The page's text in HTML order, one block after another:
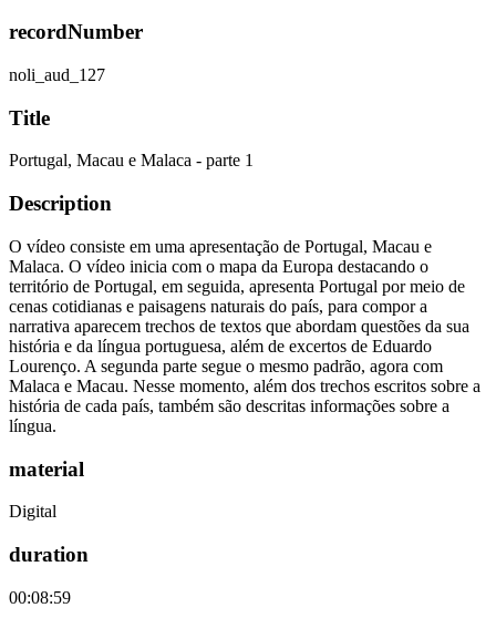
recordNumber
noli_aud_127
Title
Portugal, Macau e Malaca - parte 1
Description
O vídeo consiste em uma apresentação de Portugal, Macau e
Malaca. O vídeo inicia com o mapa da Europa destacando o
território de Portugal, em seguida, apresenta Portugal por meio de
cenas cotidianas e paisagens naturais do país, para compor a
narrativa aparecem trechos de textos que abordam questões da sua
história e da língua portuguesa, além de excertos de Eduardo
Lourenço. A segunda parte segue o mesmo padrão, agora com
Malaca e Macau. Nesse momento, além dos trechos escritos sobre a
história de cada país, também são descritas informações sobre a
língua.
material
Digital
duration
00:08:59